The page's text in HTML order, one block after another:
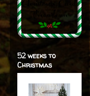
52 weeks to
Christmas